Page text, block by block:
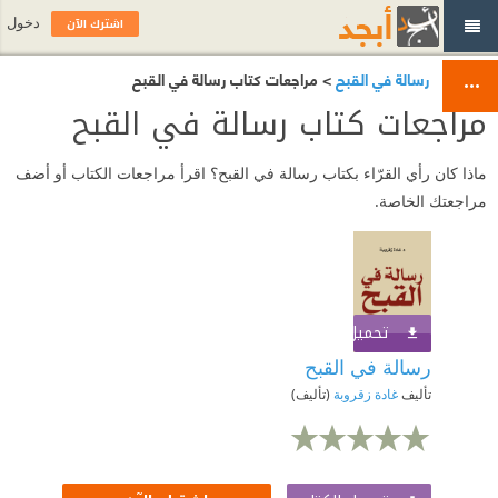
رسالة في القبح> مراجعات كتاب رسالة في القبح
مراجعات كتاب رسالة في القبح
ماذا كان رأي القرّاء بكتاب رسالة في القبح؟ اقرأ مراجعات الكتاب أو أضف
مراجعتك الخاصة.
تحميل الكتاب
رسالة في القبح
تأليفغادة زقروبة (تأليف)
اشترك الآن دخول